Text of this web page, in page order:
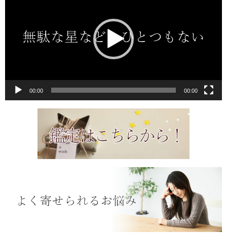
00:00 00:00